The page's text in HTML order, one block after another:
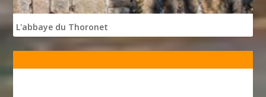
L'abbaye du Thoronet